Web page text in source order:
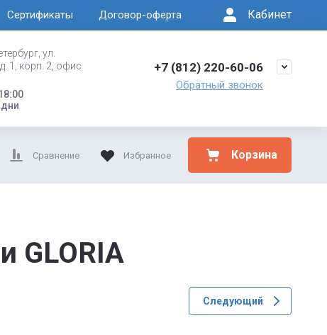
Сертификаты Договор-оферта Кабинет
ул.
1, корп. 2, офис
+7 (812) 220-60-06
Обратный звонок
Сравнение Избранное Корзина
GLORIA
Следующий